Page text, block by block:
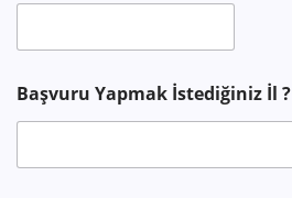
?
Başvuru Yapmak İstediğiniz İl ?